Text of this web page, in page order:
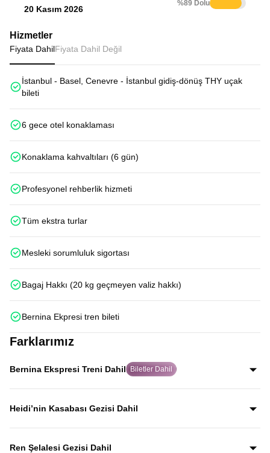
20 Kasım 2026
%89 Dolu
Hizmetler
Fiyata DahilFiyata Dahil Değil
İstanbul - Basel, Cenevre - İstanbul gidiş-dönüş THY uçak
bileti
6 gece otel konaklaması
Konaklama kahvaltıları (6 gün)
Profesyonel rehberlik hizmeti
Tüm ekstra turlar
Mesleki sorumluluk sigortası
Bagaj Hakkı (20 kg geçmeyen valiz hakkı)
Bernina Ekpresi tren bileti
Farklarımız
Bernina Ekspresi Treni Dahil Biletler Dahil
Dünyanın en ünlü tren rotalarından Bernina Ekspresi için
biletleri misafirlerimiz adına alıyor, Alp manzaraları
Heidi’nin Kasabası Gezisi Dahil
Dünyaca ünlü Heidi hikâyesine ilham veren Heididorf
kasabasını gezerek, Alp manzaraları eşliğinde masalsı
Ren Şelalesi Gezisi Dahil